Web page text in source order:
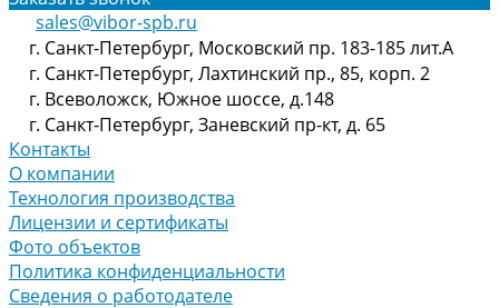
sales@vibor-spb.ru
г. Санкт-Петербург, Московский пр. 183-185 лит.А
г. Санкт-Петербург, Лахтинский пр., 85, корп. 2
г. Всеволожск, Южное шоссе, д.148
г. Санкт-Петербург, Заневский пр-кт, д. 65
Контакты
О компании
Технология производства
Лицензии и сертификаты
Фото объектов
Политика конфиденциальности
Сведения о работодателе